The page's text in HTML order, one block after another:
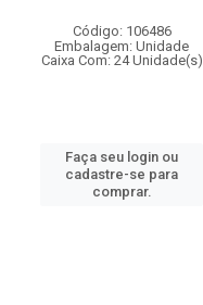
Código: 106486
Embalagem: Unidade
Caixa Com: 24 Unidade(s)
Faça seu login ou
cadastre-se para
comprar.